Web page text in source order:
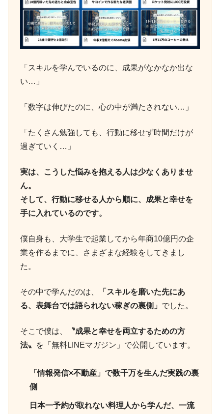
「スキルを学んでいるのに、成果がなかなか出な
い…」
「数字は伸びたのに、心の中が満たされない…」
「たくさん勉強しても、行動に移せず時間だけが
過ぎていく…」
実は、こうした悩みを抱える人は少なくありませ
ん。
そして、行動に移せる人から順に、成果と幸せを
手に入れているのです。
僕自身も、大学生で起業してから年商10億円の企
業を作るまでに、さまざまな経験をしてきまし
た。
その中で学んだのは、
「スキルを磨いた先にあ
る、表舞台では語られない稼ぎの裏側」 でした。
そこで僕は、
〝成果と幸せを両立するための方
法〟
を「無料LINEマガジン」で公開しています。
「情報発信×不動産」で数千万を生んだ実践の裏
側
日本一予約が取れない料理人から学んだ、一流